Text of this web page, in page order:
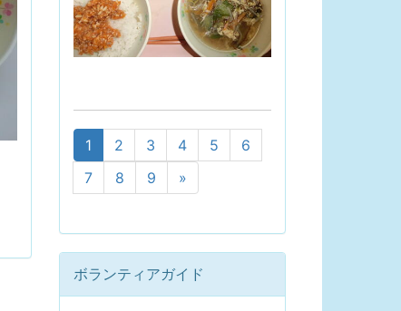
1 2 3 4 5
6
7
8 9 »
ボランティアガイド